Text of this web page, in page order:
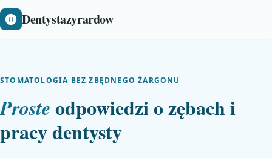
Dentystazyrardow
STOMATOLOGIA BEZ ZBĘDNEGO ŻARGONU
Proste odpowiedzi o zębach i
pracy dentysty